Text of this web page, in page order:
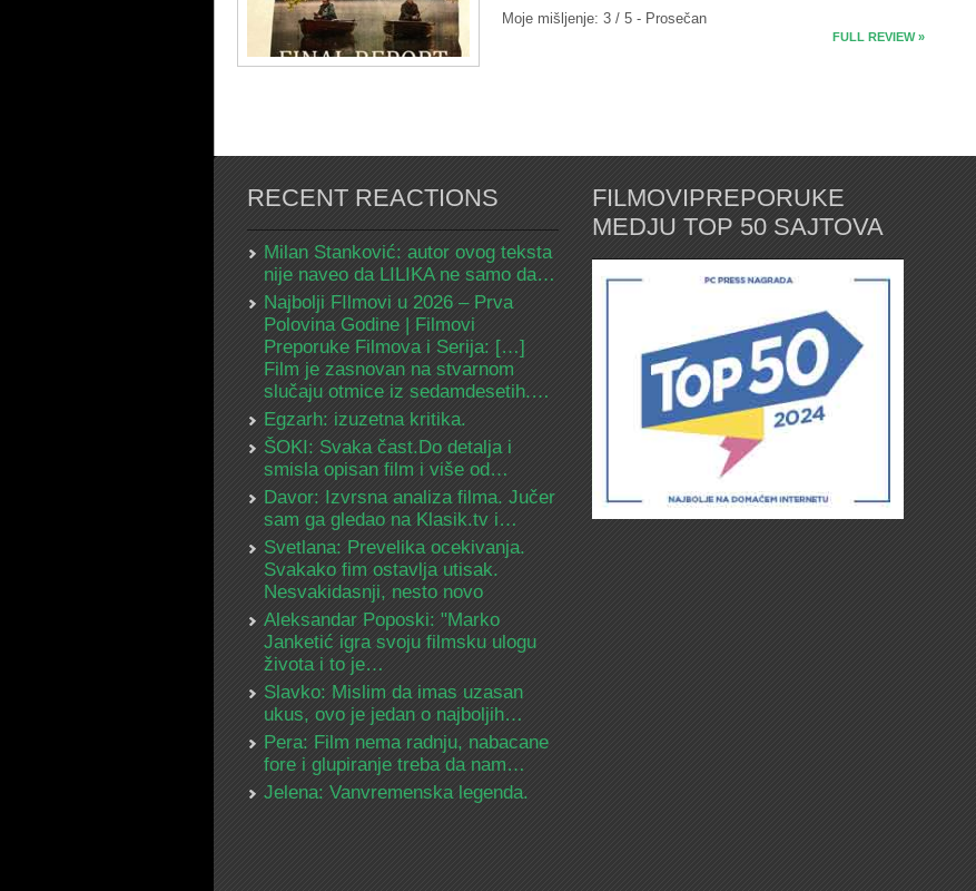
Moje mišljenje: 3 / 5 - Prosečan
FULL REVIEW »
RECENT REACTIONS
Milan Stanković: autor ovog teksta
nije naveo da LILIKA ne samo da…
Najbolji FIlmovi u 2026 – Prva
Polovina Godine | Filmovi
Preporuke Filmova i Serija: […]
Film je zasnovan na stvarnom
slučaju otmice iz sedamdesetih.…
Egzarh: izuzetna kritika.
ŠOKI: Svaka čast.Do detalja i
smisla opisan film i više od…
Davor: Izvrsna analiza filma. Jučer
sam ga gledao na Klasik.tv i…
Svetlana: Prevelika ocekivanja.
Svakako fim ostavlja utisak.
Nesvakidasnji, nesto novo
Aleksandar Poposki: "Marko
Janketić igra svoju filmsku ulogu
života i to je…
Slavko: Mislim da imas uzasan
ukus, ovo je jedan o najboljih…
Pera: Film nema radnju, nabacane
fore i glupiranje treba da nam…
Jelena: Vanvremenska legenda.
FILMOVIPREPORUKE
MEDJU TOP 50 SAJTOVA